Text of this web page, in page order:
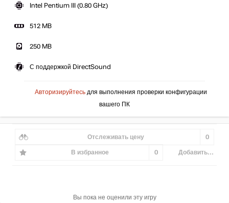
Intel Pentium III (0.80 GHz)
512 MB
250 MB
С поддержкой DirectSound
Авторизируйтесь для выполнения проверки конфигурации
вашего ПК
Отслеживать цену 0
В избранное 0 Добавить...
Вы пока не оценили эту игру